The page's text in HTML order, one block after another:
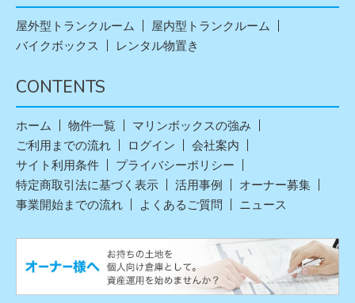
屋外型トランクルーム
屋内型トランクルーム
バイクボックス
レンタル物置き
CONTENTS
ホーム 物件一覧
マリンボックスの強み
ご利用までの流れ
ログイン
会社案内
サイト利用条件
プライバシーポリシー
特定商取引法に基づく表示
活用事例
オーナー募集
事業開始までの流れ
よくあるご質問 ニュース